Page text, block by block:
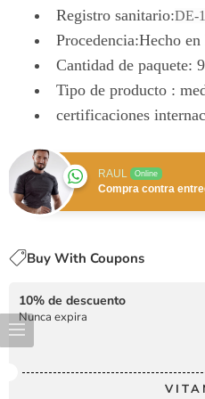
Registro sanitario:DE-
Procedencia:Hecho
Cantidad de paquete:
Tipo de producto :
certificaciones
RAUL Online
Compra contra
Buy With Coupons
10% de descuento
Nunca expira